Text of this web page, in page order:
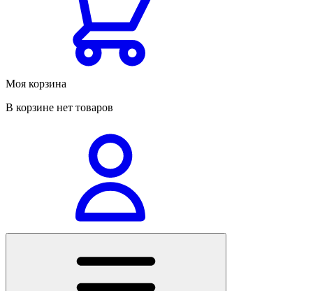
Моя корзина
В корзине нет товаров